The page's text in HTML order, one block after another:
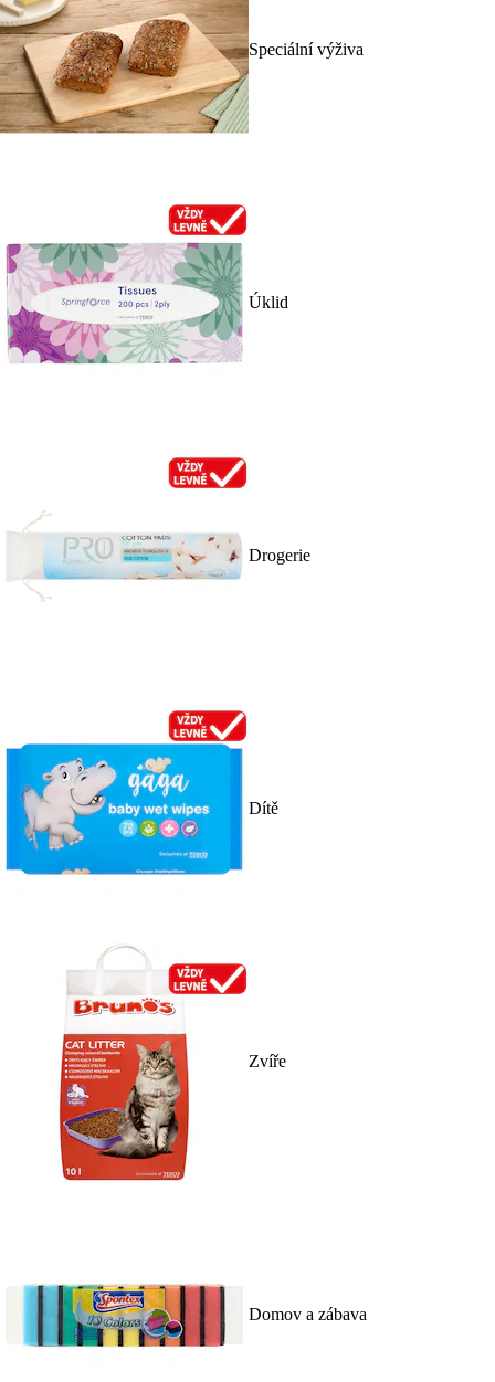
Speciální výživa
Úklid
Drogerie
Dítě
Zvíře
Domov a zábava